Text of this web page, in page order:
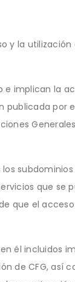
y la
implican la
publicada
que
que el
él
de CFG, así